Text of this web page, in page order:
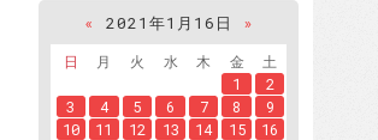
« 2021年1月16日
»
日
月 火 水 木 金
土
1
2
3
4 5 6 7 8
9
10
11 12 13 14 15
16